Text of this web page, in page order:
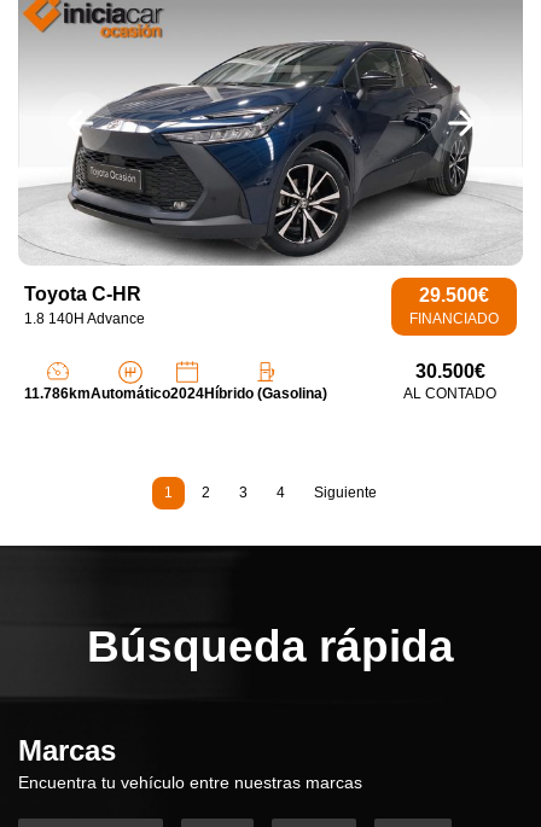
Toyota C-HR
1.8 140H Advance
29.500€
FINANCIADO
11.786kmAutomático2024Híbrido (Gasolina)
30.500€
AL CONTADO
1 2 3 4 Siguiente
Búsqueda rápida
Marcas
Encuentra tu vehículo entre nuestras marcas